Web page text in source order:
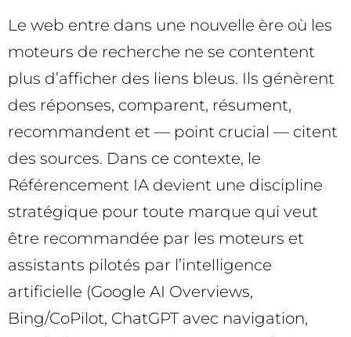
Le web entre dans une nouvelle ère où les
moteurs de recherche ne se contentent
plus d’afficher des liens bleus. Ils génèrent
des réponses, comparent, résument,
recommandent et — point crucial — citent
des sources. Dans ce contexte, le
Référencement IA devient une discipline
stratégique pour toute marque qui veut
être recommandée par les moteurs et
assistants pilotés par l’intelligence
artificielle (Google AI Overviews,
Bing/CoPilot, ChatGPT avec navigation,